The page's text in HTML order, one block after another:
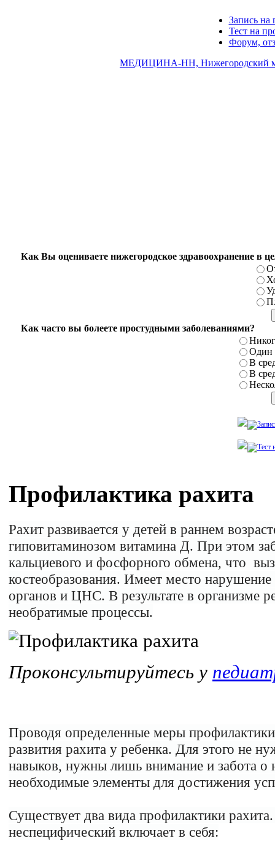
Запись на
Тест на
Форум,
МЕДИЦИНА-НН, Нижегородский
Как Вы оцениваете нижегородское здравоохранение в
Как часто вы болеете простудными заболеваниями?
Один
В
В
Профилактика рахита
Рахит развивается у детей в раннем
гиповитаминозом витамина Д. При этом
кальциевого и фосфорного обмена, что
костеобразования. Имеет место
органов и ЦНС. В результате в организме
необратимые процессы.
Проконсультируйтесь у
Проводя определенные меры
развития рахита у ребенка. Для этого не
навыков, нужны лишь внимание и забота о
необходимые элементы для достижения
Существует два вида профилактики
неспецифический включает в себя: